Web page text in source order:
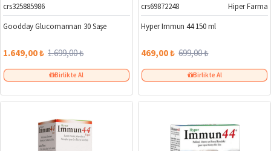
crs325885986
Goodday Glucomannan 30 Saşe
1.649,00 ₺ 1.699,00 ₺
Birlikte Al
%33
crs69872248
Hiper Farma
Hyper Immun 44 150 ml
469,00 ₺ 699,00 ₺
Birlikte Al